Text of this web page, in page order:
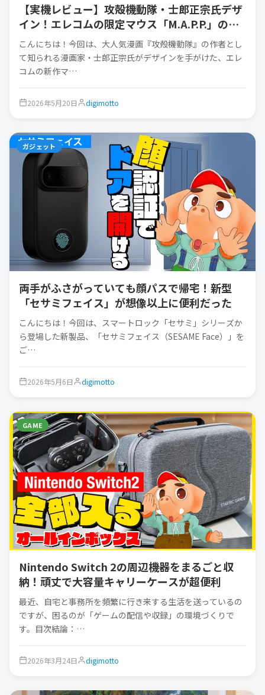
【実機レビュー】攻殻機動隊・士郎正宗氏デザ
イン！エレコムの限定マウス「M.A.P.P.」のこ
だわりが凄すぎる
こんにちは！今回は、大人気漫画『攻殻機動隊』の作者とし
て知られる漫画家・士郎正宗氏がデザインを手がけた、エレ
コムの新作マ…
2026年5月20日 digimotto
ガジェット
両手がふさがっていても顔パスで帰宅！新型
「セサミフェイス」が想像以上に便利だった
こんにちは！今回は、スマートロック「セサミ」シリーズか
ら登場した新製品、「セサミフェイス（SESAME Face）」を
ご…
2026年5月6日 digimotto
GAME
Nintendo Switch 2の周辺機器をまるごと収
納！頑丈で大容量キャリーケースが超便利
最近、自宅と事務所を頻繁に行き来する生活を送っているの
ですが、困るのが「ゲームの配信や収録」の環境づくりで
す。目次結論：…
2026年3月24日 digimotto